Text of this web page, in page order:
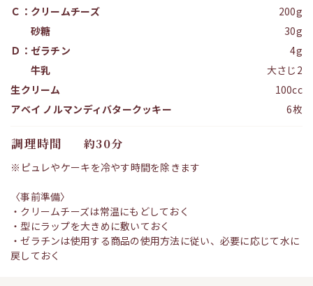
Ｃ：クリームチーズ
200g
砂糖
30g
Ｄ：ゼラチン
4g
牛乳
大さじ2
生クリーム
100cc
アベイ ノルマンディバタークッキー
6枚
調理時間 約30分
※ピュレやケーキを冷やす時間を除きます
〈事前準備〉
・クリームチーズは常温にもどしておく
・型にラップを大きめに敷いておく
・ゼラチンは使用する商品の使用方法に従い、必要に応じて水に
戻しておく